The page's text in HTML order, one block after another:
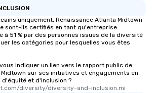
members a chance to
networking
heading to the next
Our tours offer an
entertainment. All
knowledgeable,
uniquement, Renaissance Atlanta Midtown
sont-ils certifiés en tant qu'entreprise
à 51 % par des personnes issues de la diversité
les catégories pour lesquelles vous êtes
indiquer un lien vers le rapport public de
sur ses initiatives et engagements en
et d'inclusion ?
diversity/diversity-and-inclusion.mi